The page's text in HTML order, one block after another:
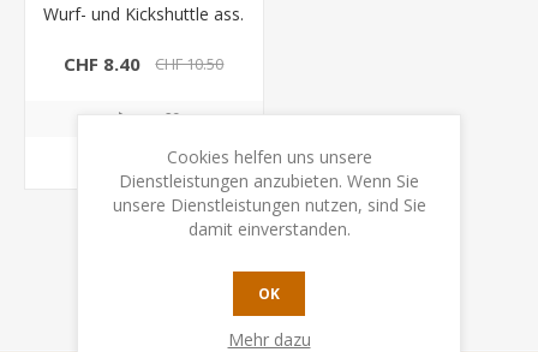
Wurf- und Kickshuttle ass.
CHF 8.40 CHF 10.50
KAUFENCookies helfen uns unsere
Dienstleistungen anzubieten. Wenn Sie
unsere Dienstleistungen nutzen, sind Sie
damit einverstanden.
OK
Mehr dazu